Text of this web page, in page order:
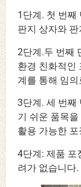
1단계. 첫 번째
판지 상자와
2단계.두 번째
환경 친화적인
계를 통해 임
3단계. 세 번째
기 쉬운 품목
활용 가능한
4단계: 제품 포
려가 없습니다.